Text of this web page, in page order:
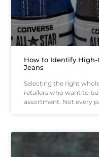
How to Identify
Jeans
Selecting the right
retailers who want to
assortment. Not every